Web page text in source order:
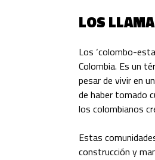
LOS
Los ‘colombo-
Colombia. Es un
pesar de vivir en
de haber tomado
los colombianos
Estas
construcción y